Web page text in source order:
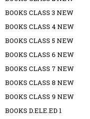
BOOKS CLASS 3 NEW
BOOKS CLASS 4 NEW
BOOKS CLASS 5 NEW
BOOKS CLASS 6 NEW
BOOKS CLASS 7 NEW
BOOKS CLASS 8 NEW
BOOKS CLASS 9 NEW
BOOKS D.ELE.ED 1